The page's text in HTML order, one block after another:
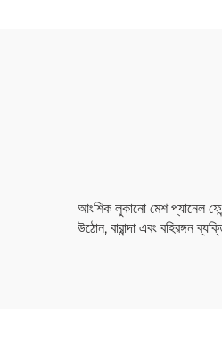
আংশিক লুকানো মেশ প্যানেল
উঠোন, বারান্দা এবং বহিরঙ্গন